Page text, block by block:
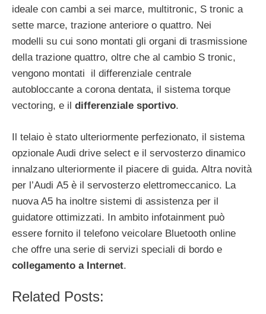
ideale con cambi a sei marce, multitronic, S tronic a
sette marce, trazione anteriore o quattro. Nei
modelli su cui sono montati gli organi di trasmissione
della trazione quattro, oltre che al cambio S tronic,
vengono montati il differenziale centrale
autobloccante a corona dentata, il sistema torque
vectoring, e il differenziale sportivo.
Il telaio è stato ulteriormente perfezionato, il sistema
opzionale Audi drive select e il servosterzo dinamico
innalzano ulteriormente il piacere di guida. Altra novità
per l’Audi A5 è il servosterzo elettromeccanico. La
nuova A5 ha inoltre sistemi di assistenza per il
guidatore ottimizzati. In ambito infotainment può
essere fornito il telefono veicolare Bluetooth online
che offre una serie di servizi speciali di bordo e
collegamento a Internet.
Related Posts: